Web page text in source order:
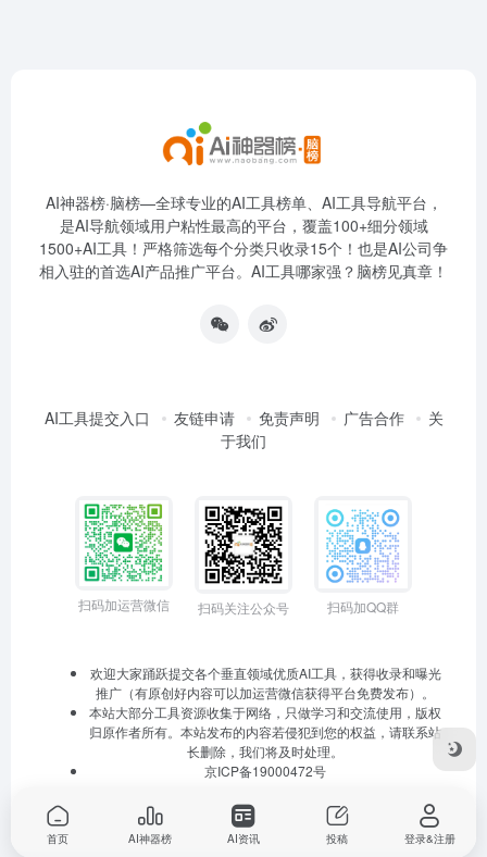
AI神器榜·脑榜—全球专业的AI工具榜单、AI工具导航平台，
是AI导航领域用户粘性最高的平台，覆盖100+细分领域
1500+AI工具！严格筛选每个分类只收录15个！也是AI公司争
相入驻的首选AI产品推广平台。AI工具哪家强？脑榜见真章！
AI工具提交入口 友链申请 免责声明 广告合作
关
于我们
扫码加运营微信 扫码关注公众号 扫码加QQ群
欢迎大家踊跃提交各个垂直领域优质AI工具，获得收录和曝光
推广（有原创好内容可以加运营微信获得平台免费发布）。
本站大部分工具资源收集于网络，只做学习和交流使用，版权
归原作者所有。本站发布的内容若侵犯到您的权益，请联系站
长删除，我们将及时处理。
京ICP备19000472号
首页 AI神器榜 AI资讯 投稿 登录&注册